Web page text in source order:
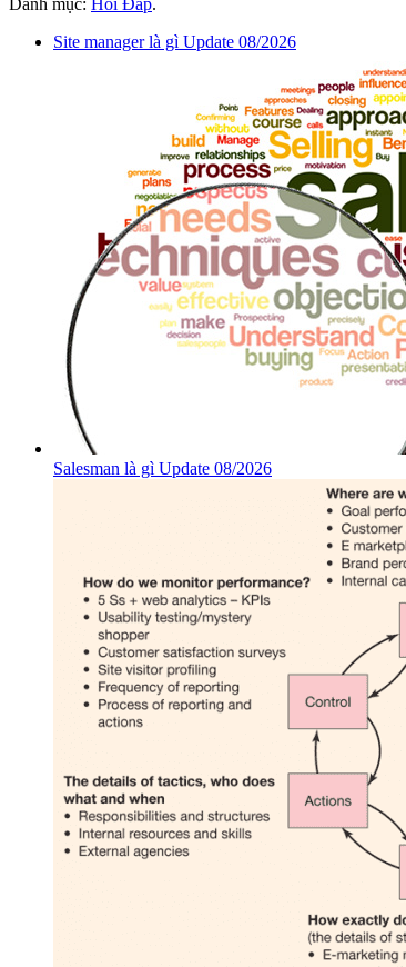
Danh mục: Hỏi Đáp.
Site manager là gì Update 08/2026
Salesman là gì Update 08/2026